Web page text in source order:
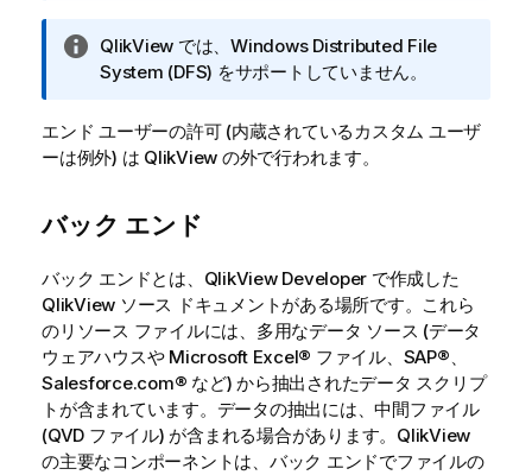
情
報
モ
QlikView では、Windows Distributed File
System (DFS) をサポートしていません。
エンド ユーザーの許可 (内蔵されているカスタム ユーザ
ーは例外) は QlikView の外で行われます。
バック エンド
バック エンドとは、 QlikViewDeveloper で作成した
QlikView ソース ドキュメントがある場所です。これら
のリソース ファイルには、多用なデータ ソース (データ
ウェアハウスや Microsoft Excel® ファイル、SAP®、
Salesforce.com® など) から抽出されたデータ スクリプ
トが含まれています。データの抽出には、中間ファイル
(QVD ファイル) が含まれる場合があります。 QlikView
の主要なコンポーネントは、バック エンドでファイルの